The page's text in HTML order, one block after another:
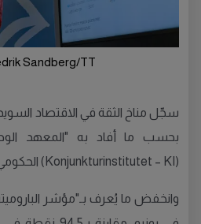
Sandberg/TT
سجّل مناخ الثقة في الاقتصاد
بحسب ما أفاد به "المعهد
(Konjunkturinstitutet – KI) الحكومي.